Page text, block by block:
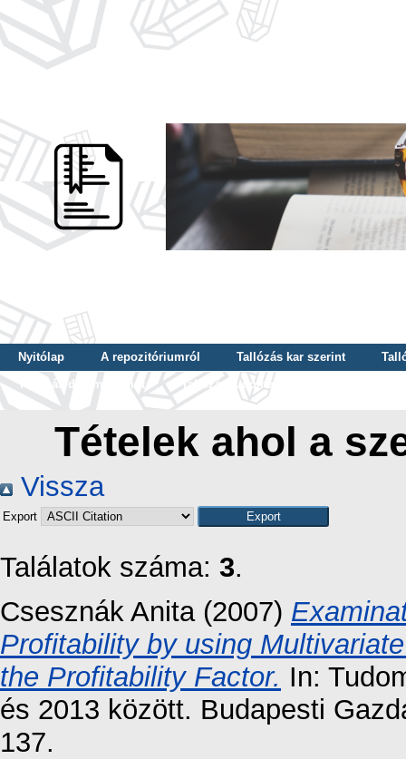
Nyitólap A repozitóriumról Tallózás kar szerint
Tallózás dátum szerint
Tallózás tudományterület szerint
Tételek ahol a
Vissza
Export
Találatok száma: 3.
Csesznák Anita(2007)
Profitability by using
the Profitability Factor. In:
és 2013 között. Budapesti
137.